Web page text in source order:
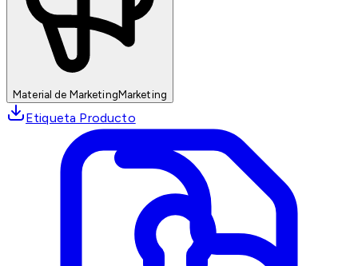
Material de MarketingMarketing
Etiqueta Producto